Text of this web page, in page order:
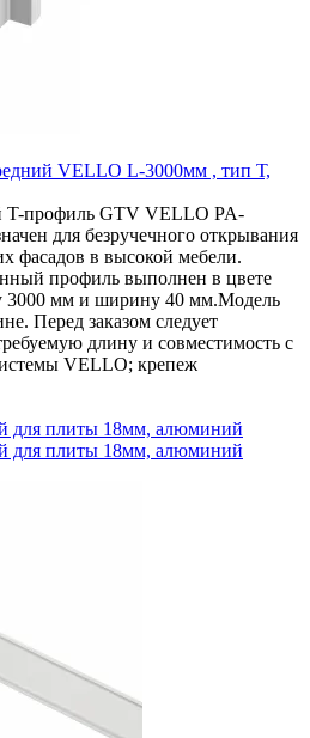
VELLO L-3000мм , тип Т,
T-профиль GTV VELLO PA-
для безручечного открывания
фасадов в высокой мебели.
профиль выполнен в цвете
3000 мм и ширину 40 мм.Модель
Перед заказом следует
длину и совместимость с
VELLO; крепеж
для плиты 18мм, алюминий
для плиты 18мм, алюминий